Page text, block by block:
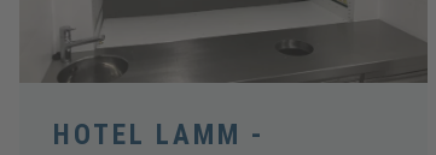
HOTEL LAMM -